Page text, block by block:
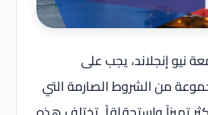
نيو إنجلاند، يجب على
من الشروط الصارمة التي